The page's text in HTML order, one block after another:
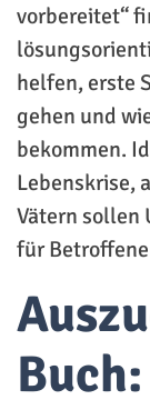
vorbereitet“
helfen, erste
gehen und
bekommen.
Lebenskrise,
Vätern sollen
für
Buch: